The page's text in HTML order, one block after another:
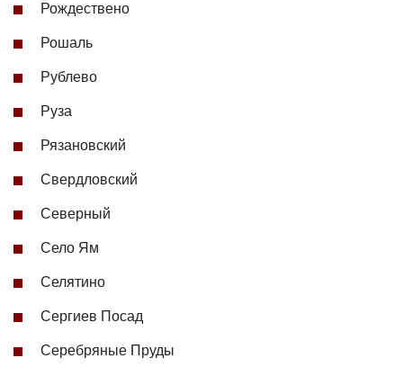
Рождествено
Рошаль
Рублево
Руза
Рязановский
Свердловский
Северный
Село Ям
Селятино
Сергиев Посад
Серебряные Пруды